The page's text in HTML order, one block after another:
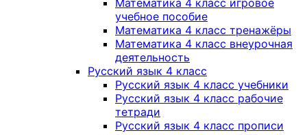
Математика 4 класс игровое
учебное пособие
Математика 4 класс тренажёры
Математика 4 класс внеурочная
деятельность
Русский язык 4 класс
Русский язык 4 класс учебники
Русский язык 4 класс рабочие
тетради
Русский язык 4 класс прописи